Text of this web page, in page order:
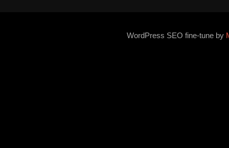
WordPress SEO fine-tune by